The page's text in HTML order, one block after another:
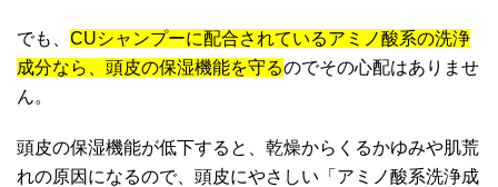
でも、 CUシャンプーに配合されているアミノ酸系の洗浄
成分なら、頭皮の保湿機能を守るのでその心配はありませ
ん。
頭皮の保湿機能が低下すると、乾燥からくるかゆみや肌荒
れの原因になるので、頭皮にやさしい「アミノ酸系洗浄成